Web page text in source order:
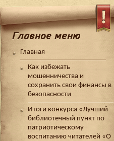
Главное меню
Главная
Как избежать
мошенничества и
сохранить свои финансы в
безопасности
Итоги конкурса «Лучший
библиотечный пункт по
патриотическому
воспитанию читателей «О